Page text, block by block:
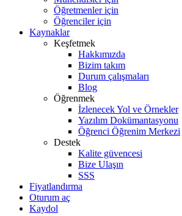
Öğretmenler için
Öğrenciler için
Kaynaklar
Keşfetmek
Hakkımızda
Bizim takım
Durum çalışmaları
Blog
Öğrenmek
İzlenecek Yol ve Örnekler
Yazılım Dokümantasyonu
Öğrenci Öğrenim Merkezi
Destek
Kalite güvencesi
Bize Ulaşın
SSS
Fiyatlandırma
Oturum aç
Kaydol